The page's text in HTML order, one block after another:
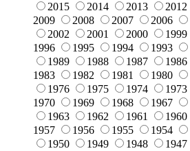
2015
2014 2013 2012
2009
2008 2007 2006
2002
2001 2000 1999
1996
1995 1994 1993
1989
1988 1987 1986
1983
1982 1981 1980
1976
1975 1974 1973
1970
1969 1968 1967
1963
1962 1961 1960
1957
1956 1955 1954
1950
1949 1948 1947